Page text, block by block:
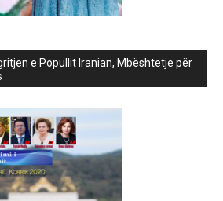
e Popullit Iranian, Mbështetje për